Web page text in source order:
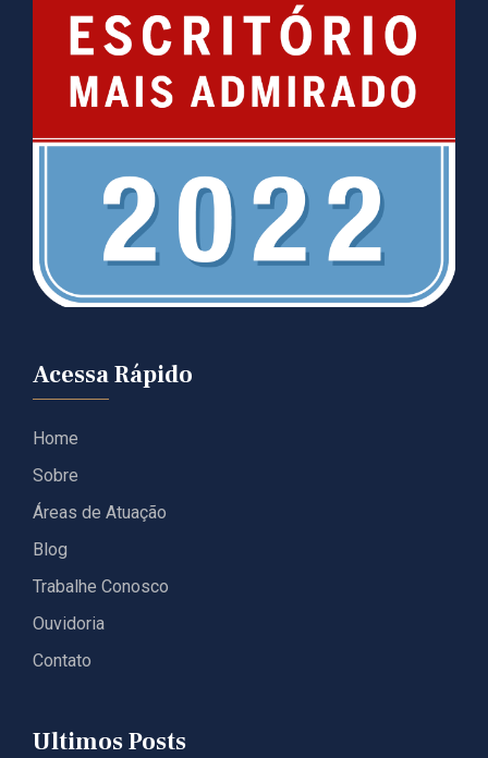
Acessa Rápido
Home
Sobre
Áreas de Atuação
Blog
Trabalhe Conosco
Ouvidoria
Contato
Ultimos Posts